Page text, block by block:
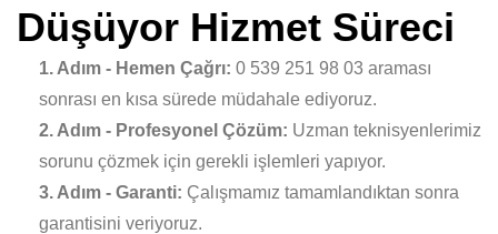
Düşüyor Hizmet Süreci
1. Adım - Hemen Çağrı: 0 539 251 98 03 araması
sonrası en kısa sürede müdahale ediyoruz.
2. Adım - Profesyonel Çözüm: Uzman teknisyenlerimiz
sorunu çözmek için gerekli işlemleri yapıyor.
3. Adım - Garanti: Çalışmamız tamamlandıktan sonra
garantisini veriyoruz.